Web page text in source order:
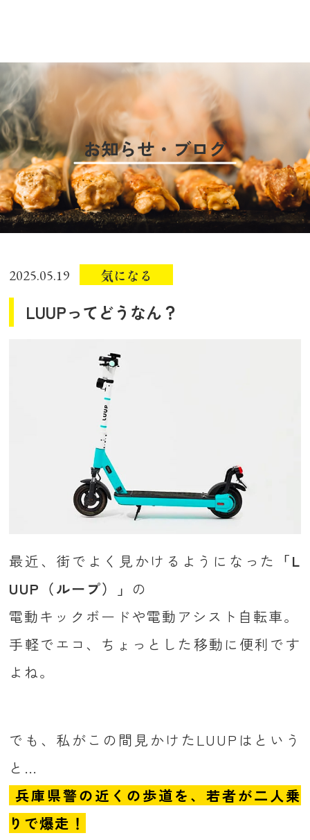
お知らせ・ブログ
2025.05.19 気になる
LUUPってどうなん？
最近、街でよく見かけるようになった 「L
UUP（ループ）」 の
電動キックボードや電動アシスト自転車。
手軽でエコ、ちょっとした移動に便利です
よね。
でも、私がこの間見かけたLUUPはという
と…
兵庫県警の近くの歩道を、若者が二人乗
りで爆走！